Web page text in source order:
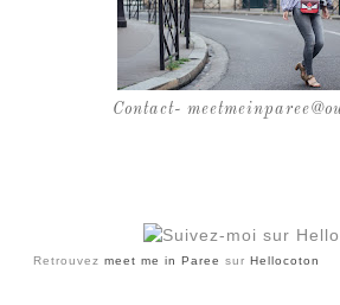
Contact-
Retrouvez meet me in Paree sur Hellocoton